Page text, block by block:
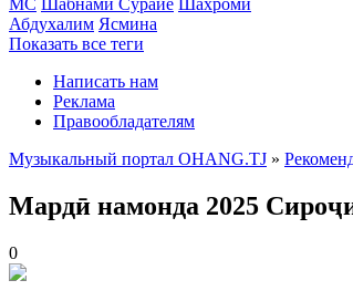
МС Шабнами Сурайё Шахроми
Абдухалим Ясмина
Показать все теги
Написать нам
Реклама
Правообладателям
Музыкальный портал OHANG.TJ »
Мардӣ намонда 2025
0